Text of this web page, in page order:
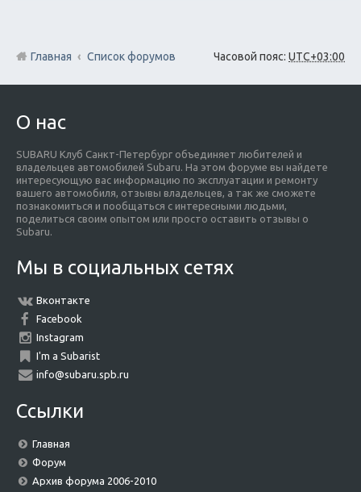
Часовой пояс: UTC+03:00
Главная Список форумов
О нас
SUBARU Клуб Санкт-Петербург объединяет любителей и
владельцев автомобилей Subaru. На этом форуме вы найдете
интересующую вас информацию по эксплуатации и ремонту
вашего автомобиля, отзывы владельцев, а так же сможете
познакомиться и пообщаться с интересными людьми,
поделиться своим опытом или просто оставить отзывы о
Subaru.
Мы в социальных сетях
Вконтакте
Facebook
Instagram
I'm a Subarist
info@subaru.spb.ru
Ссылки
Главная
Форум
Архив форума 2006-2010